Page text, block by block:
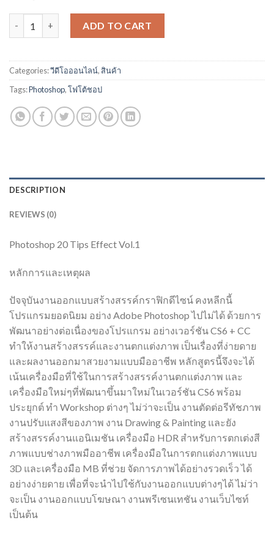
ADD TO CART
Categories:วีดีโอออนไลน์, สินค้า
Tags:Photoshop,โฟโต้ชอป
DESCRIPTION
REVIEWS (0)
Photoshop 20 Tips Effect Vol.1
หลักการและเหตุผล
ปัจจุบันงานออกแบบสร้างสรรค์กราฟิกดีไซน์ คงหลีกนี้
โปรแกรมยอดนิยม อย่าง Adobe Photoshop ไปไม่ได้ ด้วยการ
พัฒนาอย่างต่อเนื่องของโปรแกรม อย่างเวอร์ชัน CS6 + CC
ทำให้งานสร้างสรรค์และงานตกแต่งภาพ เป็นเรื่องที่ง่ายดาย
และผลงานออกมาสวยงามแบบมืออาชีพ หลักสูตรนี้จึงจะได้
เน้นเครื่องมือที่ใช้ในการสร้างสรรค์งานตกแต่งภาพ และ
เครื่องมือใหม่ๆที่พัฒนาขึ้นมาใหม่ในเวอร์ชัน CS6 พร้อม
ประยุกต์ ทำ Workshop ต่างๆ ไม่ว่าจะเป็น งานตัดต่อรีทัชภาพ
งานปรับแสงสีของภาพ งาน Drawing & Painting และยัง
สร้างสรรค์งานแอนิเมชัน เครื่องมือ HDR สำหรับการตกเต่งสี
ภาพแบบช่างภาพมืออาชีพ เครื่องมือในการตกแต่งภาพแบบ
3D และเครื่องมือ MB ที่ช่วย จัดการภาพได้อย่างรวดเร็ว ได้
อย่างง่ายดาย เพื่อที่จะนำไปใช้กับงานออกแบบต่างๆได้ ไม่ว่า
จะเป็น งานออกแบบโฆษณา งานพรีเซนเทชัน งานเว็บไซท์
เป็นต้น